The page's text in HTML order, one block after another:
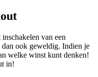
van een
ook geweldig. Indien je
welke winst kunt denken!
in!